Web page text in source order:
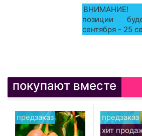
ВНИМАНИЕ!
позиции
сентября - 25
покупают вместе
предзаказ
предзаказ
хит